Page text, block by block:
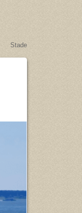
Stade